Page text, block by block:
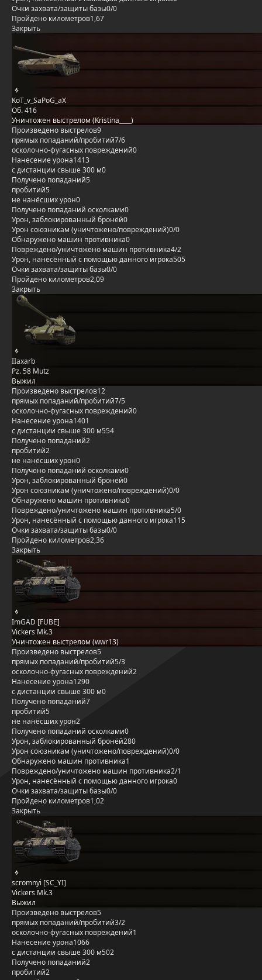
Очки захвата/защиты базы0/0
Пройдено километров1,67
Закрыть
KoT_v_SaPoG_aX
Об. 416
Уничтожен выстрелом (Kristina____)
Произведено выстрелов9
прямых попаданий/пробитий7/6
осколочно-фугасных повреждений0
Нанесение урона1413
с дистанции свыше 300 м0
Получено попаданий5
пробитий5
не нанёсших урон0
Получено попаданий осколками0
Урон, заблокированный бронёй0
Урон союзникам (уничтожено/повреждений)0/0
Обнаружено машин противника0
Повреждено/уничтожено машин противника4/2
Урон, нанесённый с помощью данного игрока505
Очки захвата/защиты базы0/0
Пройдено километров2,09
Закрыть
IIaxarb
Pz. 58 Mutz
Выжил
Произведено выстрелов12
прямых попаданий/пробитий7/5
осколочно-фугасных повреждений0
Нанесение урона1401
с дистанции свыше 300 м554
Получено попаданий2
пробитий2
не нанёсших урон0
Получено попаданий осколками0
Урон, заблокированный бронёй0
Урон союзникам (уничтожено/повреждений)0/0
Обнаружено машин противника0
Повреждено/уничтожено машин противника5/0
Урон, нанесённый с помощью данного игрока115
Очки захвата/защиты базы0/0
Пройдено километров2,36
Закрыть
ImGAD [FUBE]
Vickers Mk.3
Уничтожен выстрелом (wwr13)
Произведено выстрелов5
прямых попаданий/пробитий5/3
осколочно-фугасных повреждений2
Нанесение урона1290
с дистанции свыше 300 м0
Получено попаданий7
пробитий5
не нанёсших урон2
Получено попаданий осколками0
Урон, заблокированный бронёй280
Урон союзникам (уничтожено/повреждений)0/0
Обнаружено машин противника1
Повреждено/уничтожено машин противника2/1
Урон, нанесённый с помощью данного игрока0
Очки захвата/защиты базы0/0
Пройдено километров1,02
Закрыть
scromnyi [SC_YI]
Vickers Mk.3
Выжил
Произведено выстрелов5
прямых попаданий/пробитий3/2
осколочно-фугасных повреждений1
Нанесение урона1066
с дистанции свыше 300 м502
Получено попаданий2
пробитий2